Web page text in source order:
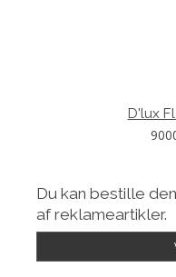
D'lux
Du kan bestille
af reklameartikler.